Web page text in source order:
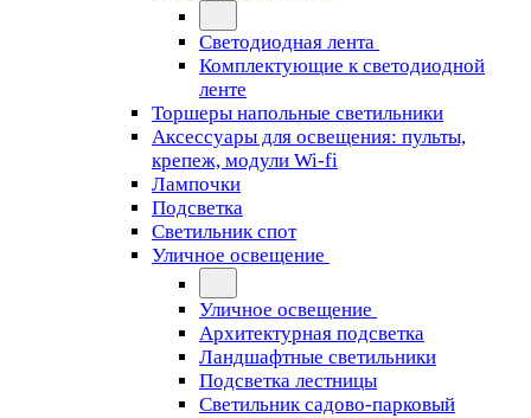
Светодиодная лента
Комплектующие к светодиодной
ленте
Торшеры напольные светильники
Аксессуары для освещения: пульты,
крепеж, модули Wi-fi
Лампочки
Подсветка
Светильник спот
Уличное освещение
Уличное освещение
Архитектурная подсветка
Ландшафтные светильники
Подсветка лестницы
Светильник садово-парковый